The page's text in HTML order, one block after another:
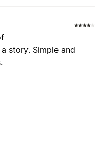
story. Simple and